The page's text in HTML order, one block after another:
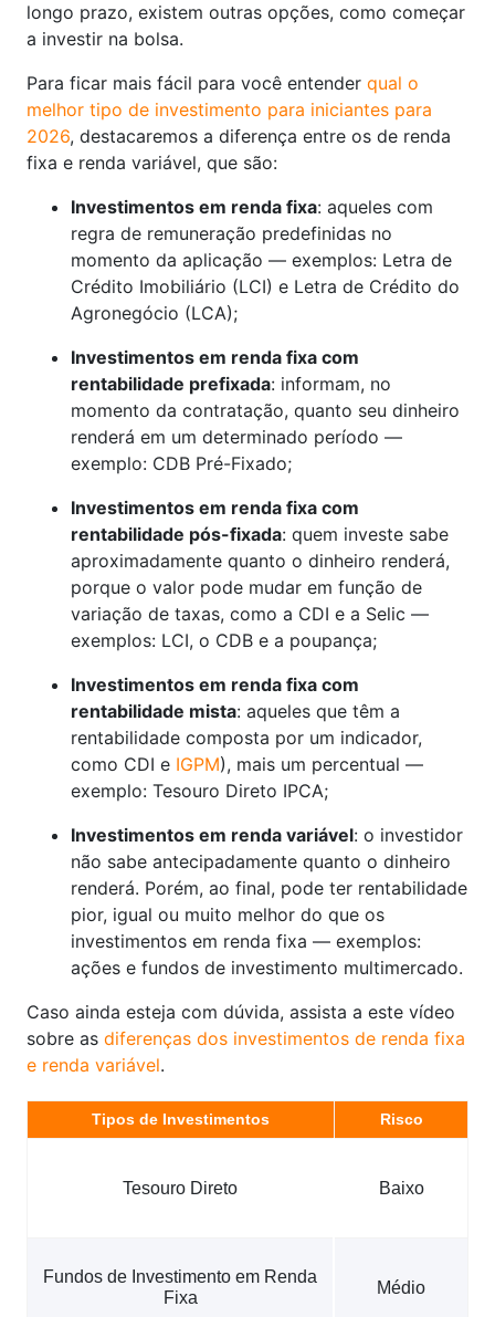
longo prazo, existem outras opções, como começar
a investir na bolsa.
Para ficar mais fácil para você entender qual o
melhor tipo de investimento para iniciantes para
2026, destacaremos a diferença entre os de renda
fixa e renda variável, que são:
Investimentos em renda fixa: aqueles com
regra de remuneração predefinidas no
momento da aplicação — exemplos: Letra de
Crédito Imobiliário (LCI) e Letra de Crédito do
Agronegócio (LCA);
Investimentos em renda fixa com
rentabilidade prefixada: informam, no
momento da contratação, quanto seu dinheiro
renderá em um determinado período —
exemplo: CDB Pré-Fixado;
Investimentos em renda fixa com
rentabilidade pós-fixada: quem investe sabe
aproximadamente quanto o dinheiro renderá,
porque o valor pode mudar em função de
variação de taxas, como a CDI e a Selic —
exemplos: LCI, o CDB e a poupança;
Investimentos em renda fixa com
rentabilidade mista: aqueles que têm a
rentabilidade composta por um indicador,
como CDI e IGPM), mais um percentual —
exemplo: Tesouro Direto IPCA;
Investimentos em renda variável: o investidor
não sabe antecipadamente quanto o dinheiro
renderá. Porém, ao final, pode ter rentabilidade
pior, igual ou muito melhor do que os
investimentos em renda fixa — exemplos:
ações e fundos de investimento multimercado.
Caso ainda esteja com dúvida, assista a este vídeo
sobre as diferenças dos investimentos de renda fixa
e renda variável.
Tipos de Investimentos Risco
Tesouro Direto Baixo
Fundos de Investimento em Renda
Fixa
Médio